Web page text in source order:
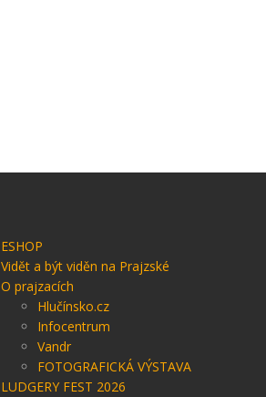
ESHOP
Vidět a být viděn na Prajzské
O prajzacích
Hlučínsko.cz
Infocentrum
Vandr
FOTOGRAFICKÁ VÝSTAVA
LUDGERY FEST 2026